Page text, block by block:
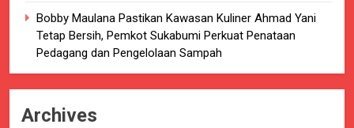
Bobby Maulana Pastikan Kawasan Kuliner Ahmad Yani
Tetap Bersih, Pemkot Sukabumi Perkuat Penataan
Pedagang dan Pengelolaan Sampah
Archives